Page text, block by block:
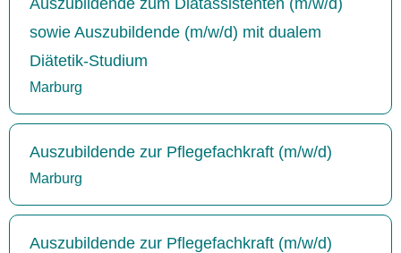
sowie Auszubildende (m/w/d) mit dualem
Diätetik-Studium
Marburg
Auszubildende zur Pflegefachkraft (m/w/d)
Marburg
Auszubildende zur Pflegefachkraft (m/w/d)